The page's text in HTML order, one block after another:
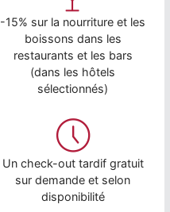
-15% sur la nourriture et les
boissons dans les
restaurants et les bars
(dans les hôtels
sélectionnés)
Un check-out tardif gratuit
sur demande et selon
disponibilité